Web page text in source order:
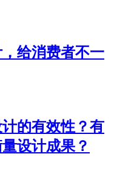
给消费者不一
的有效性？有
设计成果？